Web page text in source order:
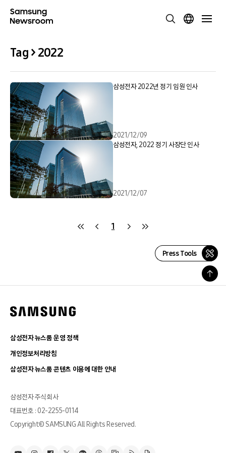
Tag > 2022
삼성전자 2022년 정기 임원 인사
2021/12/09
삼성전자, 2022 정기 사장단 인사
2021/12/07
1
Press Tools
삼성전자 뉴스룸 운영 정책
개인정보처리방침
삼성전자 뉴스룸 콘텐츠 이용에 대한 안내
삼성전자 주식회사
대표번호 : 02-2255-0114
Copyright© SAMSUNG All Rights Reserved.